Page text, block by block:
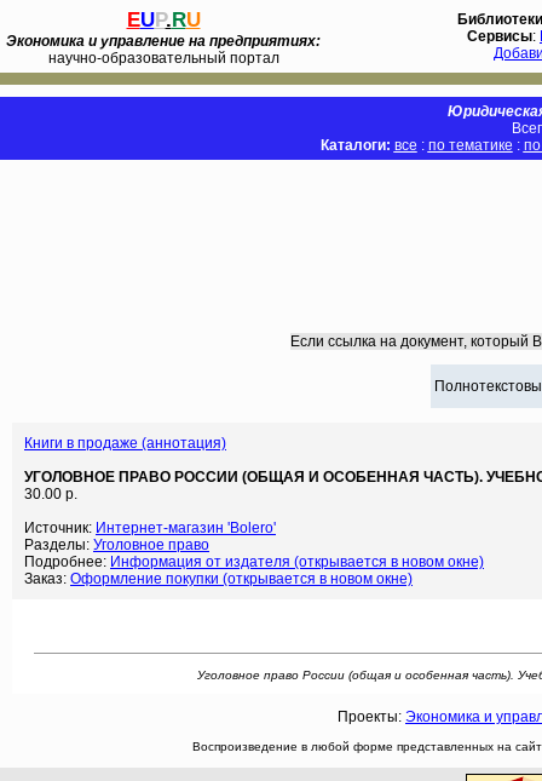
EUP.RU
Экономика и управление на предприятиях:
научно-образовательный портал
Библиотеки
Сервисы:
Каталоги: все : по тематике :
Если ссылка на документ, который
Книги в продаже (аннотация)
УГОЛОВНОЕ ПРАВО РОССИИ (ОБЩАЯ И ОСОБЕННАЯ ЧАСТЬ).
30.00 р.
Источник: Интернет-магазин 'Bolero'
Разделы: Уголовное право
Подробнее: Информация от издателя (открывается в новом окне)
Заказ: Оформление покупки (открывается в новом окне)
Уголовное право России (общая и особенная часть).
Проекты: Экономика и
Воспроизведение в любой форме представленных на